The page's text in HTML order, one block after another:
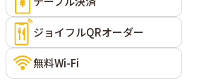
ジョイフルQRオーダー
無料Wi-Fi